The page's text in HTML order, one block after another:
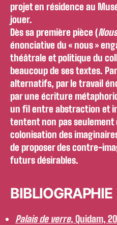
projet en résidence au
jouer.
Dès sa première pièce (
énonciative du « nous »
théâtrale et politique du
beaucoup de ses textes.
alternatifs, par le travail
par une écriture
un fil entre abstraction et
tentent non pas seulement
colonisation des
de proposer des contre-
futurs désirables.
BIBLIOGRAPHIE
Palais de verre, Quidam,